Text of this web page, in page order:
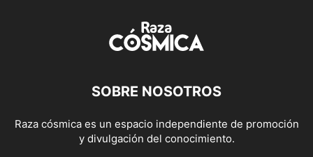
SOBRE NOSOTROS
Raza cósmica es un espacio independiente de promoción
y divulgación del conocimiento.